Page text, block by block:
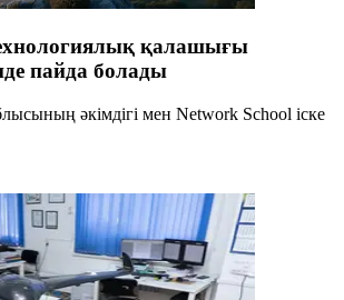
қалашығы
пайда болады
әкімдігі мен Network School іске